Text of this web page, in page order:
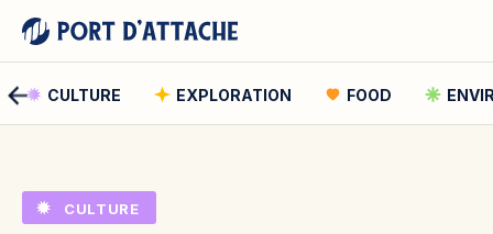
CULTURE EXPLORATION FOOD
Comment pouvons-nous vous aider ?
CULTURE